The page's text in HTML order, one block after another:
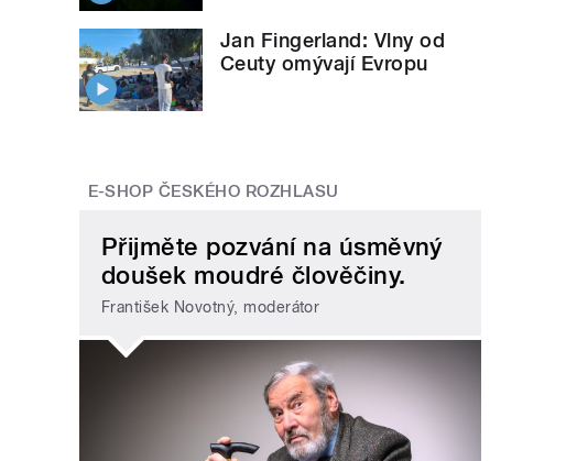
Jan Fingerland: Vlny od
Ceuty omývají Evropu
E-SHOP ČESKÉHO ROZHLASU
Přijměte pozvání na úsměvný
doušek moudré člověčiny.
František Novotný, moderátor